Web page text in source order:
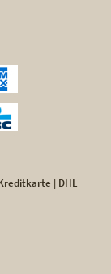
| DHL